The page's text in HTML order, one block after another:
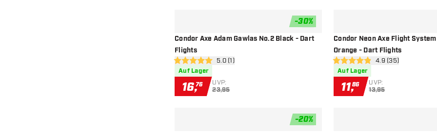
-30%
Condor Axe Adam Gawlas No.2 Black - Dart
Flights
Bewertungsbereich öffnen
5 Bewertungssterne
5.0 (1)
Auf Lager
16,76 UVP:
23,95
Zur Wunschliste hinzufügen
Condor Neon Axe Flight
Orange - Dart Flights
Bewertungsbereich
4.9 Bewertungssterne
4.9 (35)
Auf Lager
11,86 UVP:
13,95
-20%
Zur Wunschliste hinzufügen